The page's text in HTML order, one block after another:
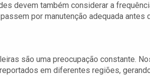
devem também considerar a
por manutenção adequada antes
são uma preocupação constante.
em diferentes regiões,